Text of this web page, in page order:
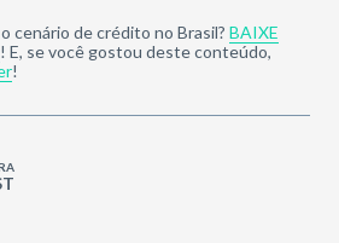
cenário de crédito no Brasil? BAIXE
! E, se você gostou deste conteúdo,
!